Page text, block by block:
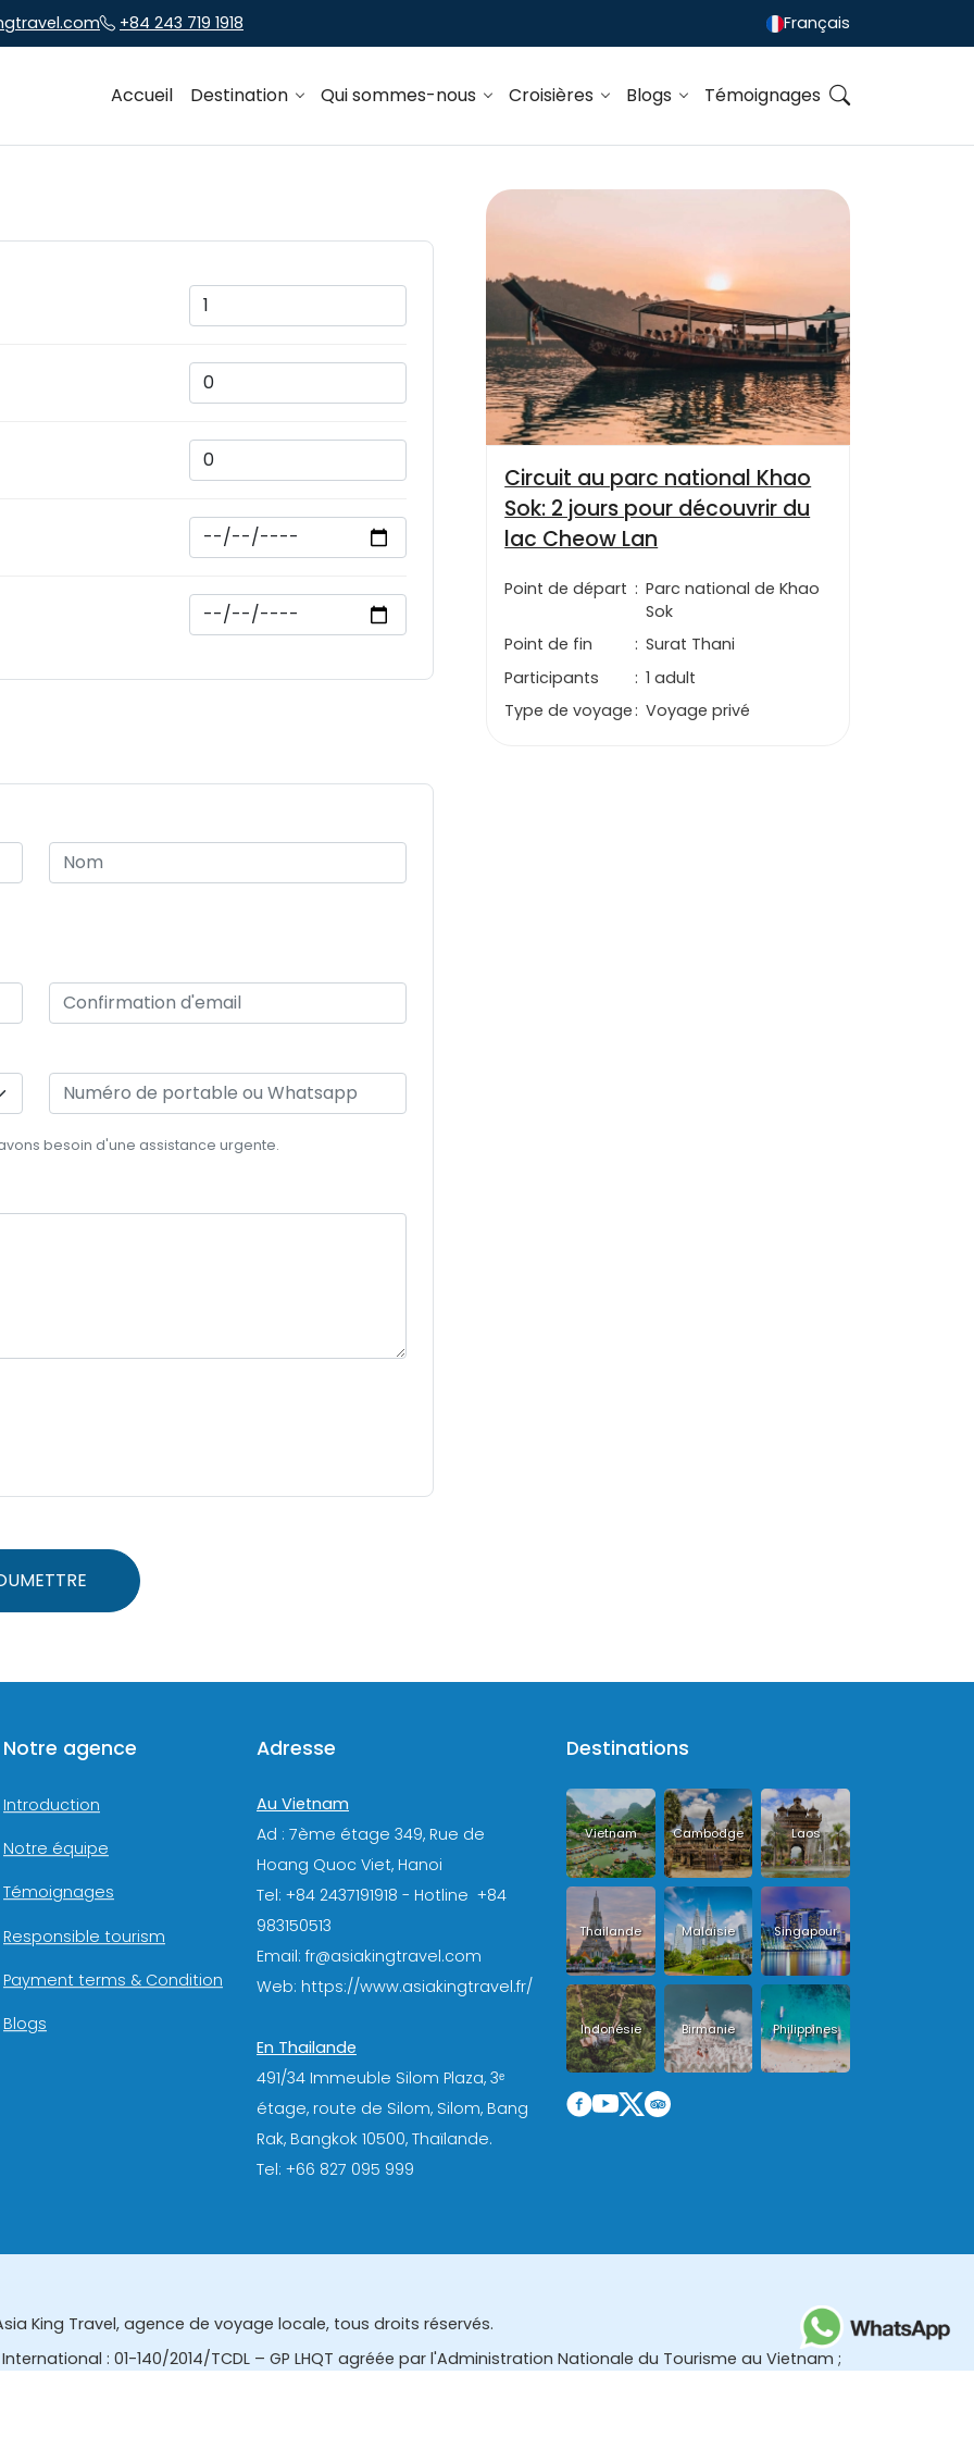
+84 243 719 1918 Français
Accueil Destination Qui sommes-nous Croisières Blogs Témoignages
besoin d'une assistance urgente.
Circuit au parc national Khao
Sok: 2 jours pour découvrir du
lac Cheow Lan
Point de départ : Parc national de Khao
Sok
Point de fin
: Surat Thani
Participants
: 1 adult
Type de voyage: Voyage privé
Notre agence
Introduction
Notre équipe
Témoignages
Responsible tourism
Payment terms & Condition
Blogs
Adresse
Au Vietnam
Ad : 7ème étage 349, Rue de
Hoang Quoc Viet, Hanoi
Tel: +84 2437191918 - Hotline +84
983150513
Email: fr@asiakingtravel.com
Web: https://www.asiakingtravel.fr/
En Thailande
491/34 Immeuble Silom Plaza, 3ᵉ
étage, route de Silom, Silom, Bang
Rak, Bangkok 10500, Thaïlande.
Tel: +66 827 095 999
Destinations
Vietnam Cambodge Laos
Thailande Malaisie Singapour
Indonésie Birmanie Philippines
King Travel, agence de voyage locale, tous droits réservés.
: 01-140/2014/TCDL – GP LHQT agréée par l'Administration Nationale du Tourisme au Vietnam ;